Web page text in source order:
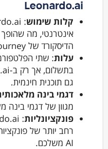
Leonardo.ai
קלות שימוש
אינטרנטי, מה
הדיסקורד של Midjourney.
עלות: שתי
גם תוכנית חינמית.
דגמי בינה
מגוון של דגמי בינה
פונקציונליות
רחב יותר של
AI משלכם.